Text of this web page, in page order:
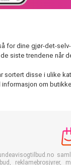
for dine gjør-det-
siste trendene når
disse i ulike
om
reklamebrosjyrer,